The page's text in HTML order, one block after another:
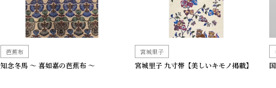
芭蕉布
知念冬馬 ～ 喜如嘉の芭蕉布 ～
宮城里子
宮城里子 九寸帯【美しいキモノ掲載】